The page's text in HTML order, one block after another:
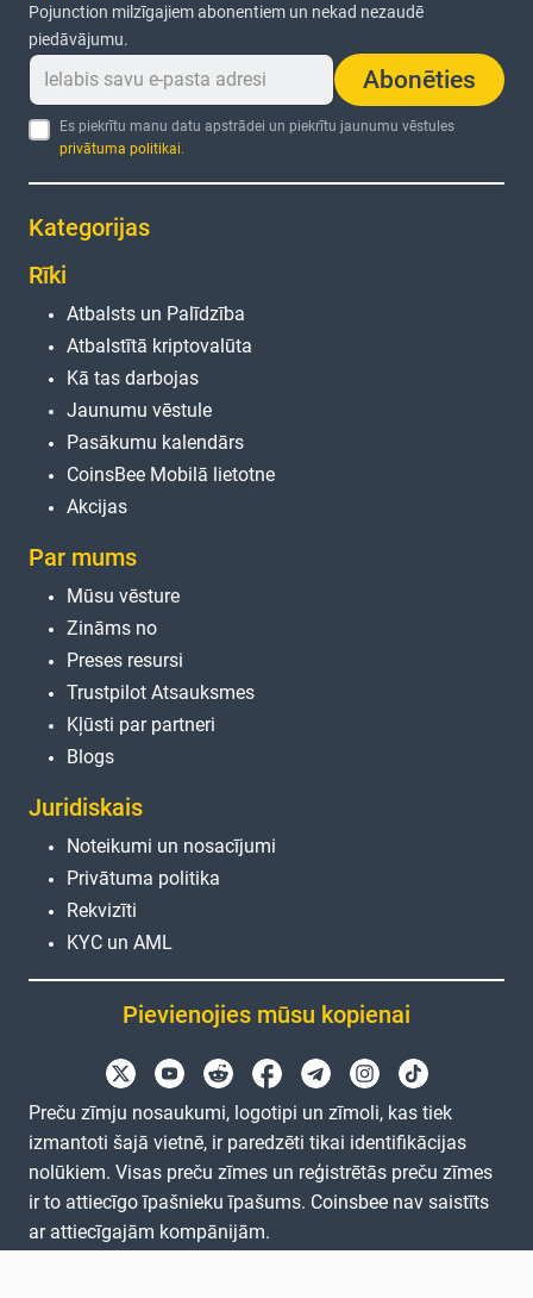
Pojunction milzīgajiem abonentiem un nekad nezaudē
piedāvājumu.
Abonēties
Es piekrītu manu datu apstrādei un piekrītu jaunumu vēstules
privātuma politikai.
Kategorijas
Rīki
Atbalsts un Palīdzība
Atbalstītā kriptovalūta
Kā tas darbojas
Jaunumu vēstule
Pasākumu kalendārs
CoinsBee Mobilā lietotne
Akcijas
Par mums
Mūsu vēsture
Zināms no
Preses resursi
Trustpilot Atsauksmes
Kļūsti par partneri
Blogs
Juridiskais
Noteikumi un nosacījumi
Privātuma politika
Rekvizīti
KYC un AML
Pievienojies mūsu kopienai
Preču zīmju nosaukumi, logotipi un zīmoli, kas tiek
izmantoti šajā vietnē, ir paredzēti tikai identifikācijas
nolūkiem. Visas preču zīmes un reģistrētās preču zīmes
ir to attiecīgo īpašnieku īpašums. Coinsbee nav saistīts
ar attiecīgajām kompānijām.